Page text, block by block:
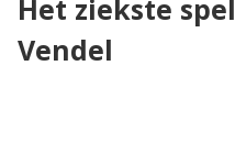
Het ziekste
Vendel